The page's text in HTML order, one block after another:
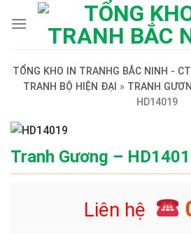
TỔNG KHO IN TRANHG BẮC NINH -
TRANH BỘ HIỆN ĐẠI » TRANH
HD14019
Tranh Gương –
Liên hệ